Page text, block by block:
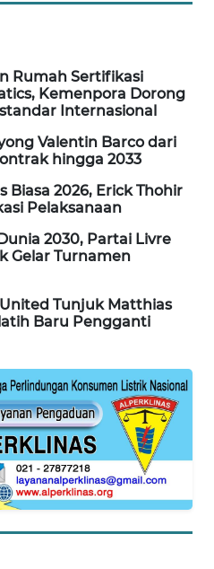
Rumah Sertifikasi
Kemenpora Dorong
Internasional
Valentin Barco dari
hingga 2033
Biasa 2026, Erick Thohir
Pelaksanaan
2030, Partai Livre
Gelar Turnamen
Tunjuk Matthias
Baru Pengganti